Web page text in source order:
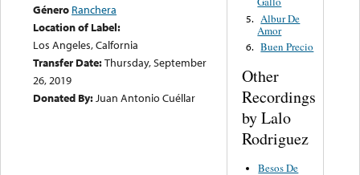
Género Ranchera
Location of Label:
Los Angeles, Calfornia
Transfer Date:Thursday, September
26, 2019
Donated By:Juan Antonio Cuéllar
5. Albur De
Amor
6. Buen Precio
Other
Recordings
by Lalo
Rodriguez
Besos De